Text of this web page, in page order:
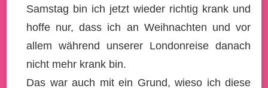
Samstag bin ich jetzt wieder richtig krank und
hoffe nur, dass ich an Weihnachten und vor
allem während unserer Londonreise danach
nicht mehr krank bin.
Das war auch mit ein Grund, wieso ich diese